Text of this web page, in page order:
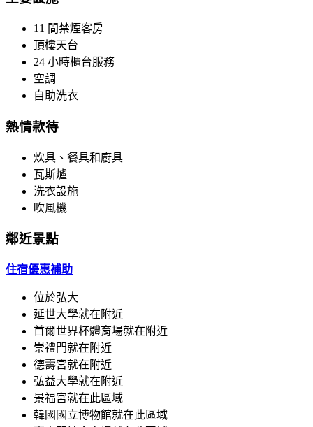
11 間禁煙客房
頂樓天台
24 小時櫃台服務
空調
自助洗衣
熱情款待
炊具、餐具和廚具
瓦斯爐
洗衣設施
吹風機
鄰近景點
住宿優惠補助
位於弘大
延世大學就在附近
首爾世界杯體育場就在附近
崇禮門就在附近
德壽宮就在附近
弘益大學就在附近
景福宮就在此區域
韓國國立博物館就在此區域